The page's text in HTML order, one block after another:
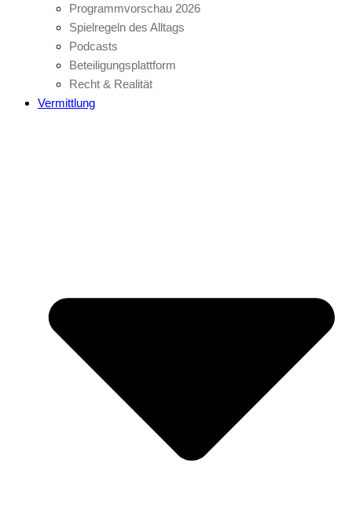
Programmvorschau 2026
Spielregeln des Alltags
Podcasts
Beteiligungsplattform
Recht & Realität
Vermittlung